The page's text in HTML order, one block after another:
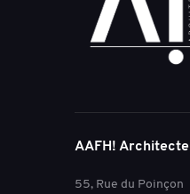
AAFH! Architecte
55, Rue du Poinçon